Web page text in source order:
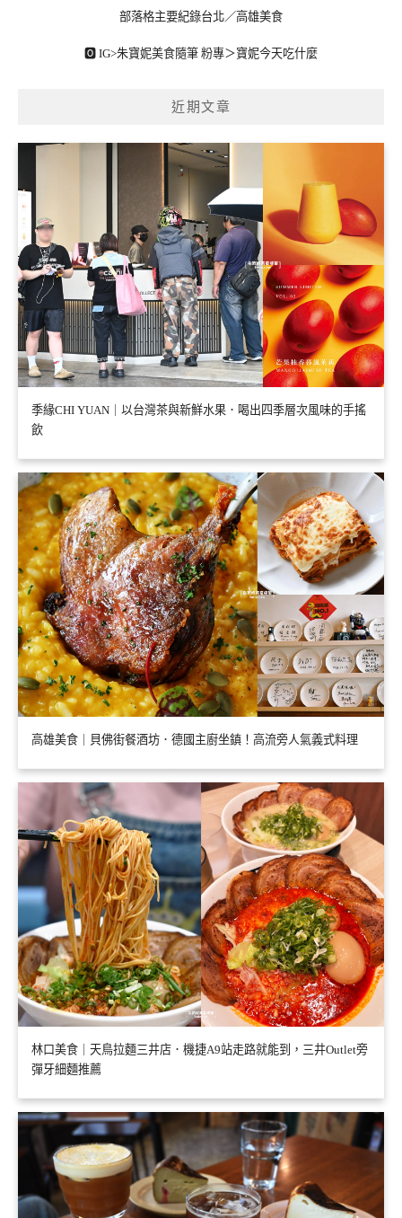
部落格主要紀錄台北／高雄美食
🅾 IG>朱寶妮美食隨筆 粉專＞寶妮今天吃什麼
近期文章
季緣CHI YUAN｜以台灣茶與新鮮水果．喝出四季層次風味的手搖
飲
高雄美食｜貝佛街餐酒坊．德國主廚坐鎮！高流旁人氣義式料理
林口美食｜天鳥拉麵三井店．機捷A9站走路就能到，三井Outlet旁
彈牙細麵推薦